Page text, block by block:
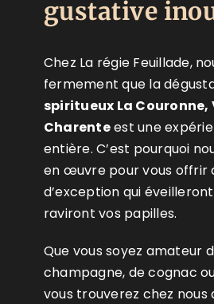
gustative
Chez La régie Feuillade,
fermement que la
spiritueux La
Charenteest une
entière. C’est pourquoi
en œuvre pour vous offrir
d’exception qui
raviront vos papilles.
Que vous soyez amateur
champagne, de cognac
vous trouverez chez nous